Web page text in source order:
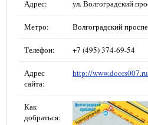
Адрес: ул. Волгоградский
Метро: Волгоградский
Телефон: +7 (495) 374-69-54
Адрес
сайта:
http://
Как
добраться: